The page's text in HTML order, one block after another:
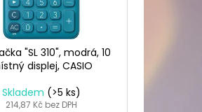
"SL 310", modrá, 10
displej, CASIO
Skladem (>5 ks)
214,87 Kč bez DPH